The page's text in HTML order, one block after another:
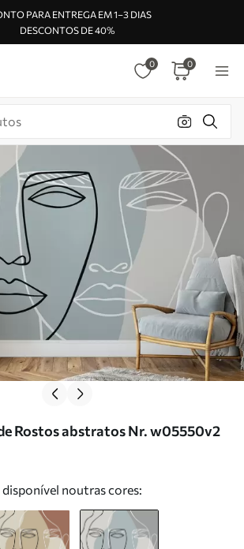
PARA ENTREGA EM 1–3 DIAS
DESCONTOS DE 40%
0 0
Rostos abstratos Nr. w05550v2
noutras cores: